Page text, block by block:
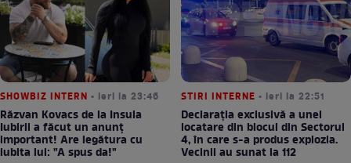
SHOWBIZ INTERN • ieri la 23:46
Răzvan Kovacs de la Insula
Iubirii a făcut un anunț
important! Are legătura cu
iubita lui: "A spus da!"
STIRI INTERNE • ieri la 22:51
Declarația exclusivă a unei
locatare din blocul din Sectorul
4, în care s-a produs explozia.
Vecinii au sunat la 112